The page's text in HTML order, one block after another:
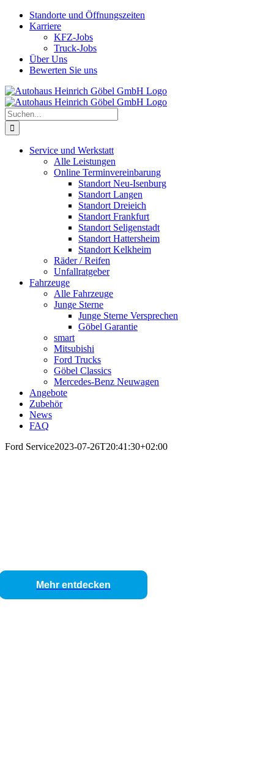
Skip
Standorte und Öffnungszeiten
Karriere
KFZ-Jobs
Truck-Jobs
Über Uns
Bewerten Sie uns
Suche
nach:
Service und Werkstatt
Alle Leistungen
Online Terminvereinbarung
Standort Neu-Isenburg
Standort Langen
Standort Dreieich
Standort Frankfurt
Standort Seligenstadt
Standort Hattersheim
Standort Kelkheim
Räder / Reifen
Unfallratgeber
Fahrzeuge
Alle Fahrzeuge
Junge Sterne
Junge Sterne Versprechen
Göbel Garantie
smart
Mitsubishi
Ford Trucks
Göbel Classics
Mercedes-Benz Neuwagen
Angebote
Zubehör
News
FAQ
Ford Service2023-07-26T20:41:30+02:00
Mehr entdecken